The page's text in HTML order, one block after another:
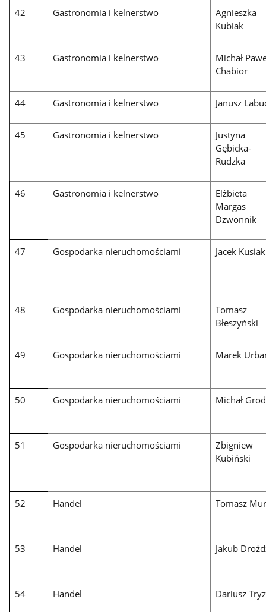
42 Gastronomia i kelnerstwo
Agnieszka
Kubiak
43 Gastronomia i kelnerstwo
Michał
Chabior
44 Gastronomia i kelnerstwo Janusz
45 Gastronomia i kelnerstwo
Justyna
Gębicka-
Rudzka
46 Gastronomia i kelnerstwo
Elżbieta
Margas
Dzwonnik
47 Gospodarka nieruchomościami Jacek Kusiak
48 Gospodarka nieruchomościami
Tomasz
Błeszyński
49 Gospodarka nieruchomościami Marek
50 Gospodarka nieruchomościami Michał
51 Gospodarka nieruchomościami
Zbigniew
Kubiński
52 Handel Tomasz
53 Handel Jakub
54 Handel Dariusz